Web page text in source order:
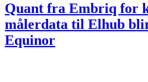
Quant fra Embriq for
målerdata til Elhub
Equinor